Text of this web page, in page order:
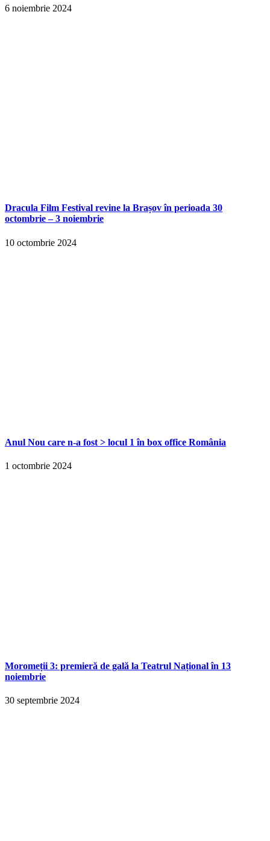
6 noiembrie 2024
Dracula Film Festival revine la Brașov în perioada 30
octombrie – 3 noiembrie
10 octombrie 2024
Anul Nou care n-a fost > locul 1 în box office România
1 octombrie 2024
Moromeții 3: premieră de gală la Teatrul Național în 13
noiembrie
30 septembrie 2024